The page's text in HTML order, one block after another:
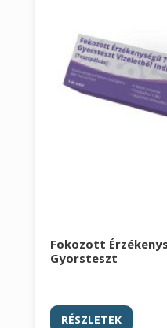
Fokozott
Gyorsteszt
RÉSZLETEK